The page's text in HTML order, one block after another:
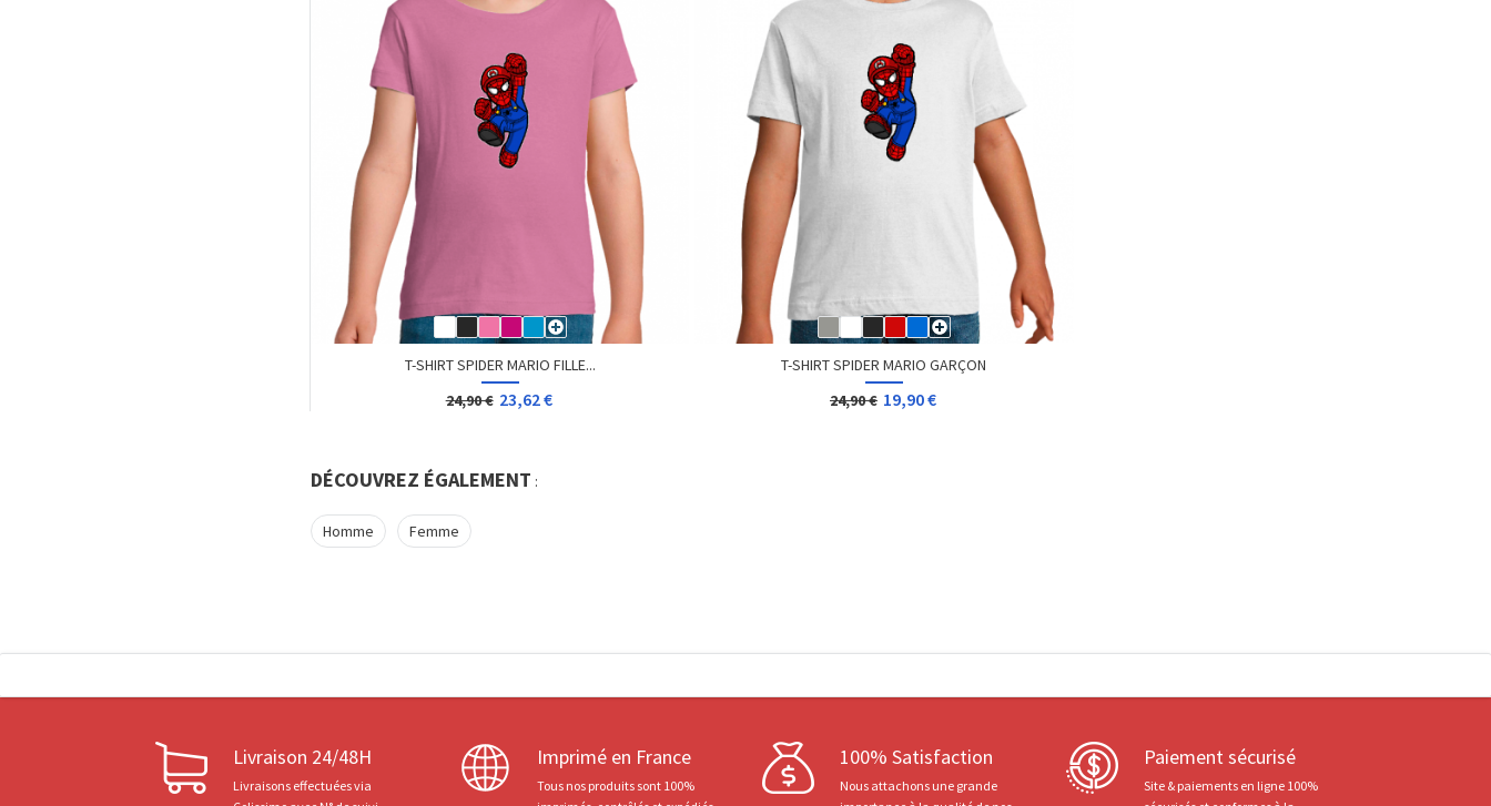
T-SHIRT SPIDER MARIO FILLE...
24,90 € 23,62 €
T-SHIRT SPIDER MARIO GARÇON
24,90 € 19,90 €
DÉCOUVREZ ÉGALEMENT :
Homme Femme
Livraison 24/48H
Livraisons effectuées via
Imprimé en France
Tous nos produits sont 100%
100% Satisfaction
Nous attachons une grande
Paiement sécurisé
Site & paiements en ligne 100%